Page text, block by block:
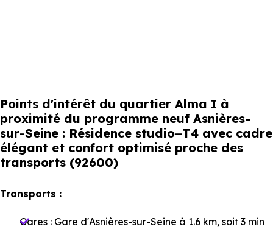
Points d'intérêt du quartier Alma I à
proximité du programme neuf Asnières-
sur-Seine : Résidence studio–T4 avec cadre
élégant et confort optimisé proche des
transports (92600)
Transports :
Gares : Gare d'Asnières-sur-Seine à 1.6 km, soit 3 min